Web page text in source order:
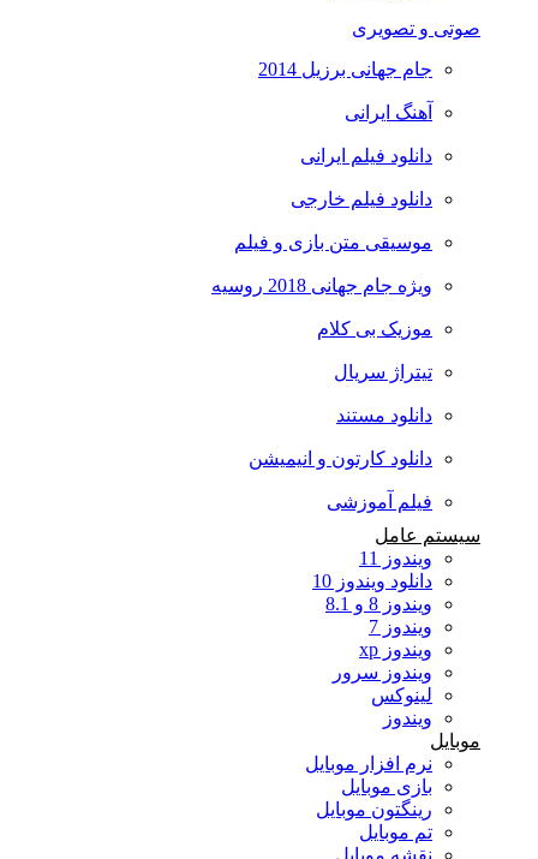
صوتی و تصویری
جام جهانی برزیل 2014
آهنگ ایرانی
دانلود فیلم ایرانی
دانلود فیلم خارجی
موسیقی متن بازی و فیلم
ویژه جام جهانی 2018 روسیه
موزیک بی کلام
تیتراژ سریال
دانلود مستند
دانلود کارتون و انیمیشن
فیلم آموزشی
سیستم عامل
ویندوز 11
دانلود ویندوز 10
ویندوز 8 و 8.1
ویندوز 7
ویندوز xp
ویندوز سرور
لینوکس
ویندوز
موبایل
نرم افزار موبایل
بازی موبایل
رینگتون موبایل
تم موبایل
نقشه موبایل